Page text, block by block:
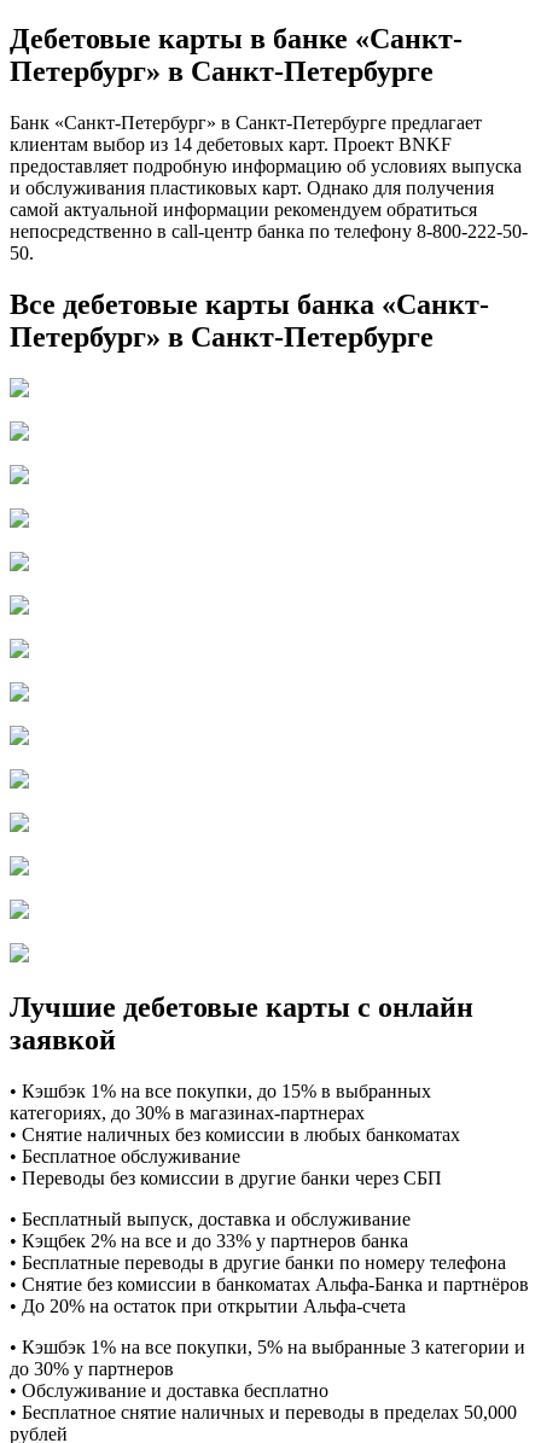
Дебетовые карты в банке «Санкт-
Петербург» в Санкт-Петербурге
Банк «Санкт-Петербург» в Санкт-Петербурге предлагает
клиентам выбор из 14 дебетовых карт. Проект BNKF
предоставляет подробную информацию об условиях выпуска
и обслуживания пластиковых карт. Однако для получения
самой актуальной информации рекомендуем обратиться
непосредственно в call-центр банка по телефону 8-800-222-50-
50.
Все дебетовые карты банка «Санкт-
Петербург» в Санкт-Петербурге
Лучшие дебетовые карты с онлайн
заявкой
• Кэшбэк 1% на все покупки, до 15% в выбранных
категориях, до 30% в магазинах-партнерах
• Снятие наличных без комиссии в любых банкоматах
• Бесплатное обслуживание
• Переводы без комиссии в другие банки через СБП
• Бесплатный выпуск, доставка и обслуживание
• Кэщбек 2% на все и до 33% у партнеров банка
• Бесплатные переводы в другие банки по номеру телефона
• Снятие без комиссии в банкоматах Альфа-Банка и партнёров
• До 20% на остаток при открытии Альфа-счета
• Кэшбэк 1% на все покупки, 5% на выбранные 3 категории и
до 30% у партнеров
• Обслуживание и доставка бесплатно
• Бесплатное снятие наличных и переводы в пределах 50,000
рублей